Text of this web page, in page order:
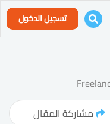
تسجيل الدخول
مشاركة المقال